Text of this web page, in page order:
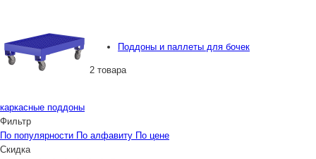
Поддоны и паллеты для бочек
2 товара
каркасные поддоны
Фильтр
По популярности По алфавиту По цене
Скидка